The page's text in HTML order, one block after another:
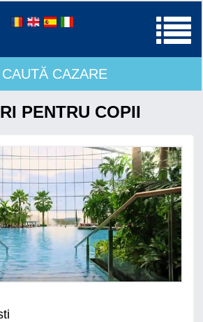
CAZARE
PENTRU COPII